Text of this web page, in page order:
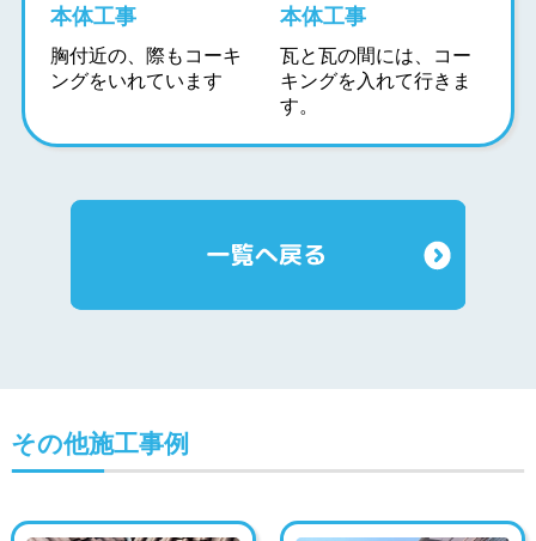
本体工事
胸付近の、際もコーキ
ングをいれています
本体工事
瓦と瓦の間には、コー
キングを入れて行きま
す。
その他施工事例